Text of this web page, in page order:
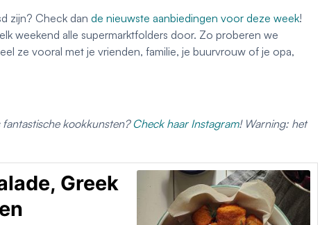
zijn? Check dan de nieuwste aanbiedingen voor deze week!
weekend alle supermarktfolders door. Zo proberen we
ze vooral met je vrienden, familie, je buurvrouw of je opa,
fantastische kookkunsten? Check haar Instagram! Warning: het
Greek